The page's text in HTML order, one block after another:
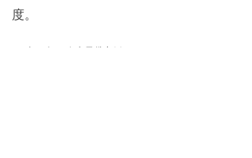
上一个： 农户易贷案例
度。